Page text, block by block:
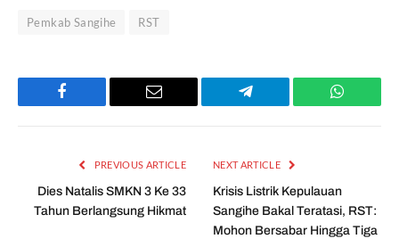
Pemkab Sangihe RST
Facebook Email Telegram
PREVIOUS ARTICLE
Dies Natalis SMKN 3 Ke 33
Tahun Berlangsung Hikmat
NEXT ARTICLE
Krisis Listrik Kepulauan
Sangihe Bakal Teratasi, RST:
Mohon Bersabar Hingga Tiga